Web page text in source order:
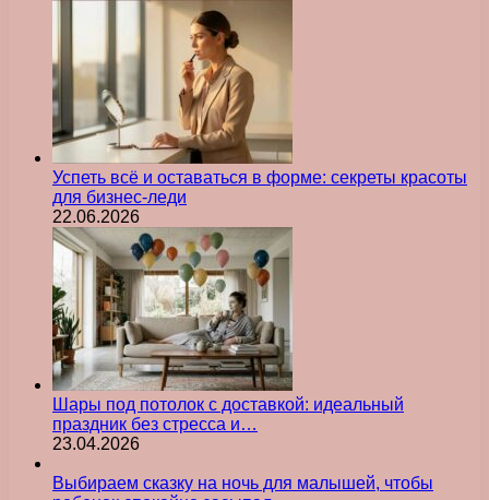
Успеть всё и оставаться в форме: секреты красоты
для бизнес-леди
22.06.2026
Шары под потолок с доставкой: идеальный
праздник без стресса и…
23.04.2026
Выбираем сказку на ночь для малышей, чтобы